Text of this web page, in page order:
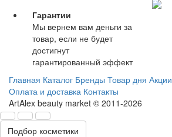
Гарантии
Мы вернем вам деньги за
товар, если не будет
достигнут
гарантированный эффект
Главная Каталог Бренды Товар дня Акции
Оплата и доставка Контакты
ArtAlex beauty market © 2011-2026
Подбор косметики